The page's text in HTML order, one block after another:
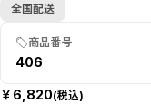
全国配送
商品番号
406
￥ 6,820(税込)